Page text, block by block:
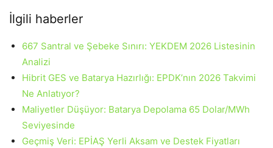
İlgili haberler
667 Santral ve Şebeke Sınırı: YEKDEM 2026 Listesinin
Analizi
Hibrit GES ve Batarya Hazırlığı: EPDK’nın 2026 Takvimi
Ne Anlatıyor?
Maliyetler Düşüyor: Batarya Depolama 65 Dolar/MWh
Seviyesinde
Geçmiş Veri: EPİAŞ Yerli Aksam ve Destek Fiyatları